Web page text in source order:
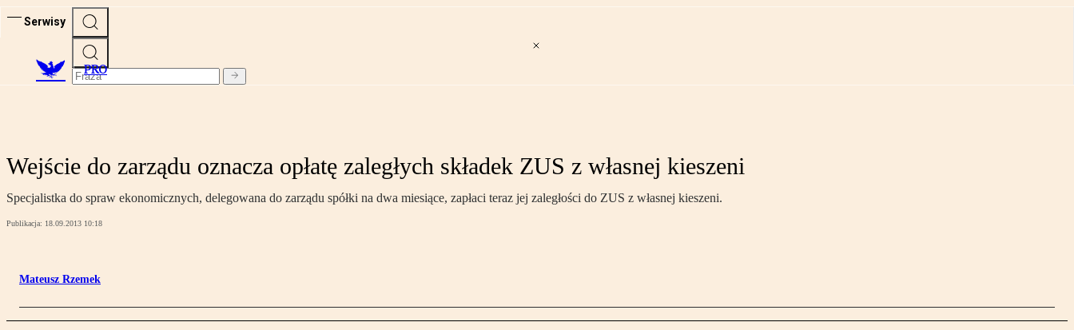
Serwisy
PRO
Wejście do zarządu oznacza opłatę zaległych składek ZUS z własnej kieszeni
Specjalistka do spraw ekonomicznych, delegowana do zarządu spółki na dwa miesiące, zapłaci teraz jej zaległości do ZUS z własnej kieszeni.
Publikacja: 18.09.2013 10:18
Mateusz Rzemek